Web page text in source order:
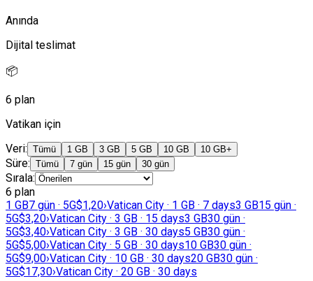
Anında
Dijital teslimat
📦
6 plan
Vatikan için
Veri: Tümü 1 GB 3 GB 5 GB 10 GB 10 GB+
Süre: Tümü 7 gün 15 gün 30 gün
Sırala:
6 plan
1 GB7 gün · 5G$1,20›Vatican City · 1 GB · 7 days3 GB15 gün ·
5G$3,20›Vatican City · 3 GB · 15 days3 GB30 gün ·
5G$3,40›Vatican City · 3 GB · 30 days5 GB30 gün ·
5G$5,00›Vatican City · 5 GB · 30 days10 GB30 gün ·
5G$9,00›Vatican City · 10 GB · 30 days20 GB30 gün ·
5G$17,30›Vatican City · 20 GB · 30 days